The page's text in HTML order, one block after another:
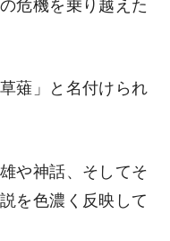
薙」と名付けられ
や神話、そしてそ
を色濃く反映して